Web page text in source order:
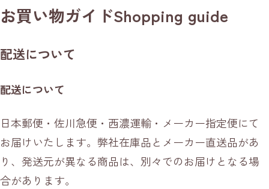
お買い物ガイドShopping guide
配送について
配送について
日本郵便・佐川急便・西濃運輸・メーカー指定便にて
お届けいたします。弊社在庫品とメーカー直送品があ
り、発送元が異なる商品は、別々でのお届けとなる場
合があります。